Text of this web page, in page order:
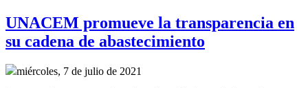
UNACEM promueve la transparencia en
su cadena de abastecimiento
miércoles, 7 de julio de 2021